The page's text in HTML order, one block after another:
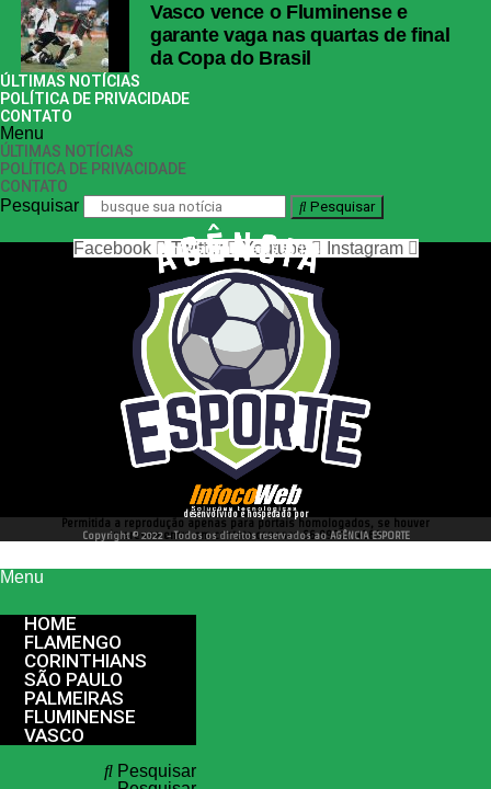
Vasco vence o Fluminense e
garante vaga nas quartas de final
da Copa do Brasil
ÚLTIMAS NOTÍCIAS
POLÍTICA DE PRIVACIDADE
CONTATO
Menu
ÚLTIMAS NOTÍCIAS
POLÍTICA DE PRIVACIDADE
CONTATO
Pesquisar Pesquisar
nos siga nas redes sociais
Facebook Twitter Youtube Instagram
desenvolvido e hospedado por
Permitida a reprodução apenas para portais homologados, se houver
interesse entre em contato conosco 66 99977 4262
Copyright © 2022 - Todos os direitos reservados ao AGÊNCIA ESPORTE
Menu
HOME
FLAMENGO
CORINTHIANS
SÃO PAULO
PALMEIRAS
FLUMINENSE
VASCO
Pesquisar